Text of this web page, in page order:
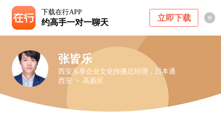
下载在行APP
约高手一对一聊天 立即下载
张皆乐
西安乐享企业文化传播总经理，日本通
西安 ・ 高新区